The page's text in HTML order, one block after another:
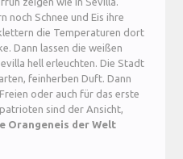
noch Schnee und Eis ihre
die Temperaturen dort
Dann lassen die weißen
hell erleuchten. Die Stadt
feinherben Duft. Dann
oder auch für das erste
sind der Ansicht,
Orangeneis der Welt